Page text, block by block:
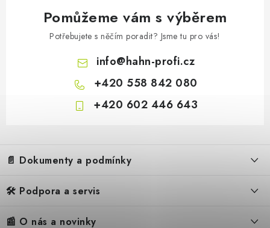
3 115 Kč bez DPH
Pomůžeme vám s výběrem
Potřebujete s něčím poradit? Jsme tu pro vás!
info@hahn-profi.cz
+420 558 842 080
+420 602 446 643
a
t
📄 Dokumenty a podmínky
Obchodní podmínky
🛠️ Podpora a servis
FAQ – Často kladené otázky
📰 O nás a novinky